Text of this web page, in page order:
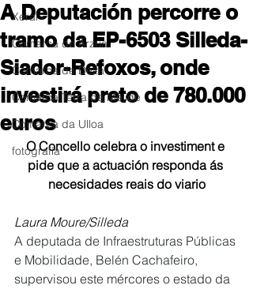
Xeral
Comarca de Arzúa
Comarca de Deza
Comarca Terra de Melide
Comarca da Ulloa
fotografía
A Deputación percorre o
tramo da EP-6503 Silleda-
Siador-Refoxos, onde
investirá preto de 780.000
euros
O Concello celebra o investiment e
pide que a actuación responda ás
necesidades reais do viario
Laura Moure/Silleda
A deputada de Infraestruturas Públicas
e Mobilidade, Belén Cachafeiro,
supervisou este mércores o estado da